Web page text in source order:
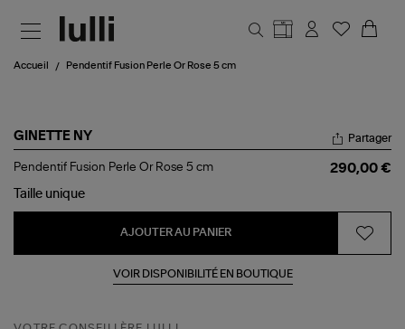
Accueil Pendentif Fusion Perle Or Rose 5 cm
GINETTE NY
Pendentif
Perle
Partager
Pendentif Fusion Perle Or Rose 5 cm
290,00 €
Taille unique
AJOUTER AU PANIER
VOIR DISPONIBILITÉ EN BOUTIQUE